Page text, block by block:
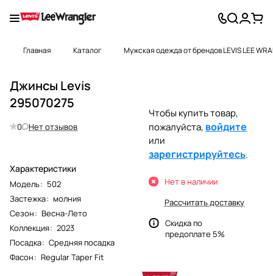
Главная Каталог Мужская одежда от брендов LEVIS LEE
Джинсы Levis
295070275
0 Нет отзывов
Характеристики
Модель: 502
Застежка: молния
Сезон: Весна-Лето
Коллекция: 2023
Посадка: Средняя посадка
Фасон: Regular Taper Fit
Чтобы купить товар,
пожалуйста, войдите
или
зарегистрируйтесь.
Нет в наличии
Рассчитать доставку
Скидка по
предоплате 5%